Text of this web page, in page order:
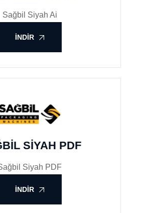
Sağbil Siyah Ai
İNDIR
SIYAH PDF
Siyah PDF
İNDIR